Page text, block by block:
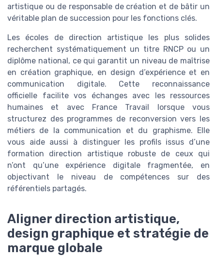
artistique ou de responsable de création et de bâtir un
véritable plan de succession pour les fonctions clés.
Les écoles de direction artistique les plus solides
recherchent systématiquement un titre RNCP ou un
diplôme national, ce qui garantit un niveau de maîtrise
en création graphique, en design d’expérience et en
communication digitale. Cette reconnaissance
officielle facilite vos échanges avec les ressources
humaines et avec France Travail lorsque vous
structurez des programmes de reconversion vers les
métiers de la communication et du graphisme. Elle
vous aide aussi à distinguer les profils issus d’une
formation direction artistique robuste de ceux qui
n’ont qu’une expérience digitale fragmentée, en
objectivant le niveau de compétences sur des
référentiels partagés.
Aligner direction artistique,
design graphique et stratégie de
marque globale